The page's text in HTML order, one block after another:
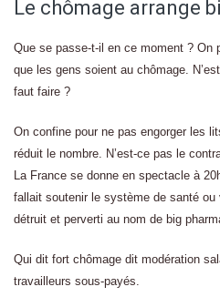
Le chômage arrange
Que se passe-t-il en ce moment ? On
que les gens soient au chômage.
faut faire ?
On confine pour ne pas engorger les
réduit le nombre. N’est-ce pas le
La France se donne en spectacle à
fallait soutenir le système de santé ou
détruit et perverti au nom de big
Qui dit fort chômage dit modération
travailleurs sous-payés.